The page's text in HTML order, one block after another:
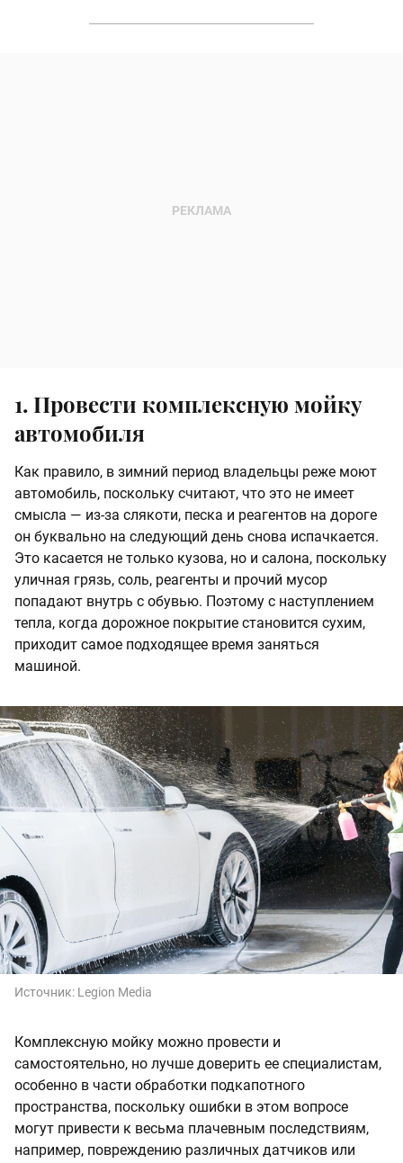
1. Провести комплексную мойку
автомобиля
Как правило, в зимний период владельцы реже моют
автомобиль, поскольку считают, что это не имеет
смысла — из-за слякоти, песка и реагентов на дороге
он буквально на следующий день снова испачкается.
Это касается не только кузова, но и салона, поскольку
уличная грязь, соль, реагенты и прочий мусор
попадают внутрь с обувью. Поэтому с наступлением
тепла, когда дорожное покрытие становится сухим,
приходит самое подходящее время заняться
машиной.
Источник: Legion Media
Комплексную мойку можно провести и
самостоятельно, но лучше доверить ее специалистам,
особенно в части обработки подкапотного
пространства, поскольку ошибки в этом вопросе
могут привести к весьма плачевным последствиям,
например, повреждению различных датчиков или